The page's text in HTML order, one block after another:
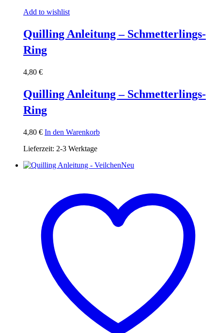
Add to wishlist
Quilling Anleitung – Schmetterlings-
Ring
4,80 €
Quilling Anleitung – Schmetterlings-
Ring
4,80 € In den Warenkorb
Lieferzeit: 2-3 Werktage
Neu